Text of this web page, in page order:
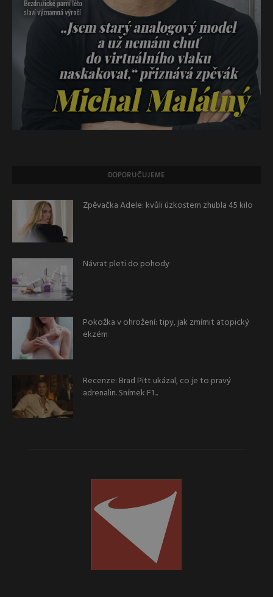
DOPORUČUJEME
Zpěvačka Adele: kvůli úzkostem zhubla 45 kilo
Návrat pleti do pohody
Pokožka v ohrožení: tipy, jak zmírnit atopický
ekzém
Recenze: Brad Pitt ukázal, co je to pravý
adrenalin. Snímek F1...